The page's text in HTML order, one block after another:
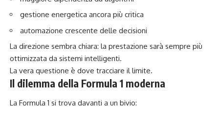
gestione energetica ancora più critica
automazione crescente delle decisioni
La direzione sembra chiara: la prestazione sarà sempre più
ottimizzata da sistemi intelligenti.
La vera questione è dove tracciare il limite.
Il dilemma della Formula 1 moderna
La Formula 1 si trova davanti a un bivio: